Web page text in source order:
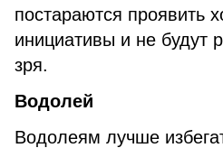
постараются проявить
инициативы и не будут
зря.
Водолей
Водолеям лучше